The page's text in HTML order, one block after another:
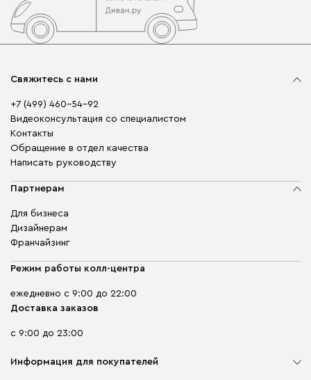
Свяжитесь с нами
+7 (499) 460-54-92
Видеоконсультация со специалистом
Контакты
Обращение в отдел качества
Написать руководству
Партнерам
Для бизнеса
Дизайнерам
Франчайзинг
Режим работы колл-центра
ежедневно с 9:00 до 22:00
Доставка заказов
с 9:00 до 23:00
Информация для покупателей